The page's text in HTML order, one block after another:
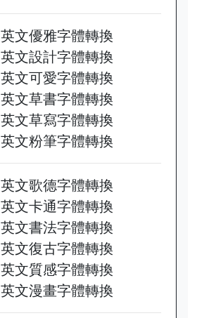
英文優雅字體轉換
英文設計字體轉換
英文可愛字體轉換
英文草書字體轉換
英文草寫字體轉換
英文粉筆字體轉換
英文歌德字體轉換
英文卡通字體轉換
英文書法字體轉換
英文復古字體轉換
英文質感字體轉換
英文漫畫字體轉換